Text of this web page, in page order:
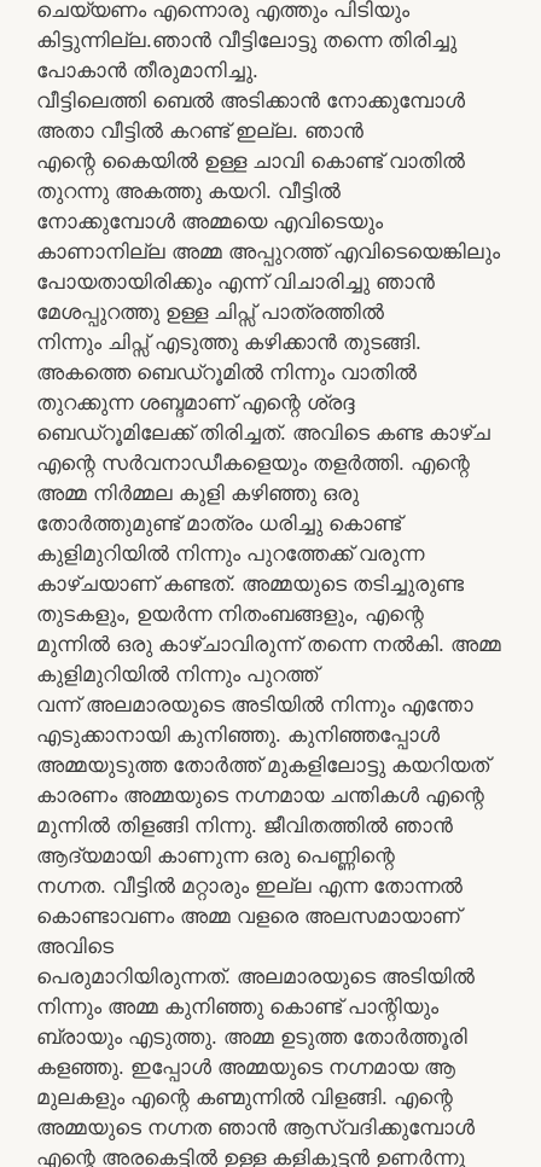
ചെയ്യണം എന്നൊരു എത്തും പിടിയും
കിട്ടുന്നില്ല.ഞാന്‍ വീട്ടിലോട്ടു തന്നെ തിരിച്ചു
പോകാന്‍ തീരുമാനിച്ചു.
വീട്ടിലെത്തി ബെല്‍ അടിക്കാന്‍ നോക്കുമ്പോള്‍
അതാ വീട്ടില്‍ കറണ്ട് ഇല്ല. ഞാന്‍
എന്റെ കൈയില്‍ ഉള്ള ചാവി കൊണ്ട് വാതില്‍
തുറന്നു അകത്തു കയറി. വീട്ടില്‍
നോക്കുമ്പോള്‍ അമ്മയെ എവിടെയും
കാണാനില്ല അമ്മ അപ്പുറത്ത് എവിടെയെങ്കിലും
പോയതായിരിക്കും എന്ന്‍ വിചാരിച്ചു ഞാന്‍
മേശപ്പുറത്തു ഉള്ള ചിപ്സ് പാത്രത്തില്‍
നിന്നും ചിപ്സ് എടുത്തു കഴിക്കാന്‍ തുടങ്ങി.
അകത്തെ ബെഡ്റൂമില്‍ നിന്നും വാതില്‍
തുറക്കുന്ന ശബ്ദമാണ് എന്റെ ശ്രദ്ദ
ബെഡ്റൂമിലേക്ക് തിരിച്ചത്. അവിടെ കണ്ട കാഴ്ച
എന്റെ സര്‍വനാഡീകളെയും തളര്‍ത്തി. എന്റെ
അമ്മ നിര്‍മ്മല കുളി കഴിഞ്ഞു ഒരു
തോര്‍ത്തുമുണ്ട് മാത്രം ധരിച്ചു കൊണ്ട്
കുളിമുറിയില്‍ നിന്നും പുറത്തേക്ക് വരുന്ന
കാഴ്ചയാണ് കണ്ടത്. അമ്മയുടെ തടിച്ചുരുണ്ട
തുടകളും, ഉയര്‍ന്ന നിതംബങ്ങളും, എന്റെ
മുന്നില്‍ ഒരു കാഴ്ചാവിരുന്ന്‍ തന്നെ നല്‍കി. അമ്മ
കുളിമുറിയില്‍ നിന്നും പുറത്ത്
വന്ന്‍ അലമാരയുടെ അടിയില്‍ നിന്നും എന്തോ
എടുക്കാനായി കുനിഞ്ഞു. കുനിഞ്ഞപ്പോള്‍
അമ്മയുടുത്ത തോര്‍ത്ത് മുകളിലോട്ടു കയറിയത്
കാരണം അമ്മയുടെ നഗ്നമായ ചന്തികള്‍ എന്റെ
മുന്നില്‍ തിളങ്ങി നിന്നു. ജീവിതത്തില്‍ ഞാന്‍
ആദ്യമായി കാണുന്ന ഒരു പെണ്ണിന്റെ
നഗ്നത. വീട്ടില്‍ മറ്റാരും ഇല്ല എന്ന തോന്നല്‍
കൊണ്ടാവണം അമ്മ വളരെ അലസമായാണ്
അവിടെ
പെരുമാറിയിരുന്നത്. അലമാരയുടെ അടിയില്‍
നിന്നും അമ്മ കുനിഞ്ഞു കൊണ്ട് പാന്റിയും
ബ്രായും എടുത്തു. അമ്മ ഉടുത്ത തോര്‍ത്തൂരി
കളഞ്ഞു. ഇപ്പോള്‍ അമ്മയുടെ നഗ്നമായ ആ
മുലകളും എന്റെ കണ്മുന്നില്‍ വിളങ്ങി. എന്റെ
അമ്മയുടെ നഗ്നത ഞാന്‍ ആസ്വദിക്കുമ്പോള്‍
എന്റെ അരകെട്ടില്‍ ഉള്ള കളികുട്ടന്‍ ഉണര്‍ന്നു